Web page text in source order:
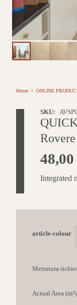
Home ONLINE
SKU:
48,00
Integrated
article-colour
Metratura
Actual Area (m²)